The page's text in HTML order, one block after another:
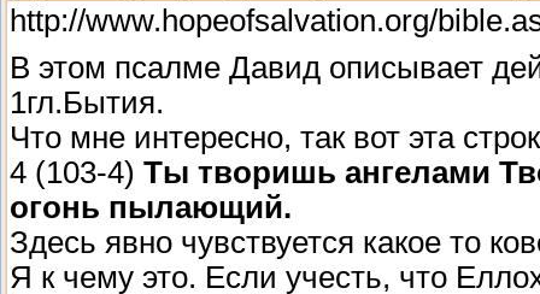
http://www.hopeofsalvation.org/
В этом псалме Давид описывает
1гл.Бытия.
Что мне интересно, так вот эта
4 (103-4) Ты творишь ангелами
огонь пылающий.
Здесь явно чувствуется какое то
Я к чему это. Если учесть, что